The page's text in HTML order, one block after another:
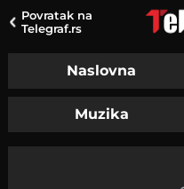
Povratak na
Telegraf.rs
Naslovna
Muzika